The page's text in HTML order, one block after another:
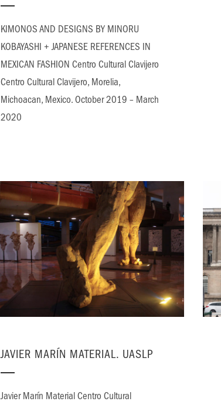
KIMONOS AND DESIGNS BY MINORU
KOBAYASHI + JAPANESE REFERENCES IN
MEXICAN FASHION Centro Cultural Clavijero
Centro Cultural Clavijero, Morelia,
Michoacan, Mexico. October 2019 – March
2020
JAVIER MARÍN MATERIAL. UASLP
Javier Marín Material Centro Cultural